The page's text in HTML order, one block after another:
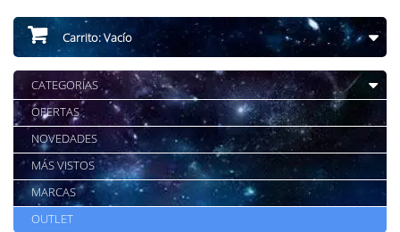
Carrito:Vacío
CATEGORÍAS
OFERTAS
NOVEDADES
MÁS VISTOS
MARCAS
OUTLET